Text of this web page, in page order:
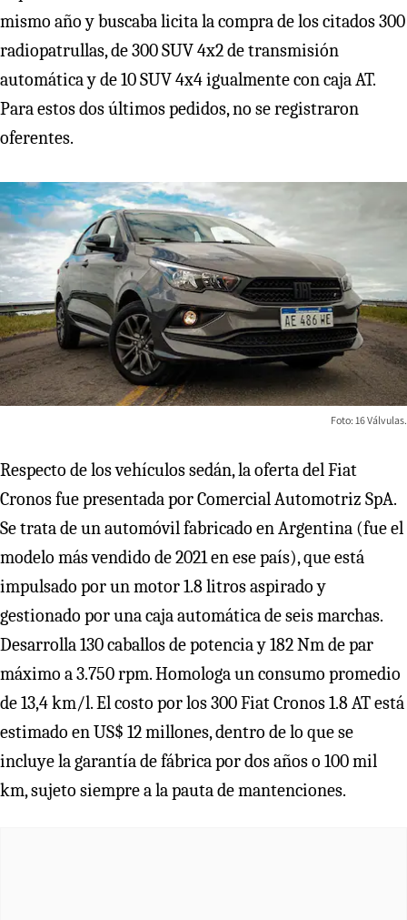
mismo año y buscaba licita la compra de los citados 300
radiopatrullas, de 300 SUV 4x2 de transmisión
automática y de 10 SUV 4x4 igualmente con caja AT.
Para estos dos últimos pedidos, no se registraron
oferentes.
Foto: 16 Válvulas.
Respecto de los vehículos sedán, la oferta del Fiat
Cronos fue presentada por Comercial Automotriz SpA.
Se trata de un automóvil fabricado en Argentina (fue el
modelo más vendido de 2021 en ese país), que está
impulsado por un motor 1.8 litros aspirado y
gestionado por una caja automática de seis marchas.
Desarrolla 130 caballos de potencia y 182 Nm de par
máximo a 3.750 rpm. Homologa un consumo promedio
de 13,4 km/l. El costo por los 300 Fiat Cronos 1.8 AT está
estimado en US$ 12 millones, dentro de lo que se
incluye la garantía de fábrica por dos años o 100 mil
km, sujeto siempre a la pauta de mantenciones.